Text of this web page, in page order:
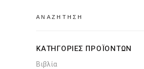
ΚΑΤΗΓΟΡΙΕΣ ΠΡΟΪΟΝΤΩΝ
Βιβλία